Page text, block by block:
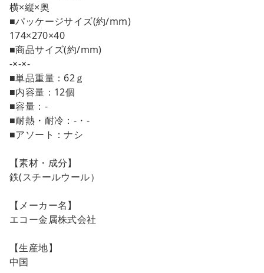
横×縦×奥
■パッケージサイズ(約/mm)
174×270×40
■商品サイズ(約/mm)
-×-×-
■単品重量：62ｇ
■内容量：12個
■容量：-
■耐熱・耐冷：-・-
■アソート：ナシ
【素材・成分】
鉄(スチールウール）
【メーカー名】
エコー金属株式会社
【生産地】
中国